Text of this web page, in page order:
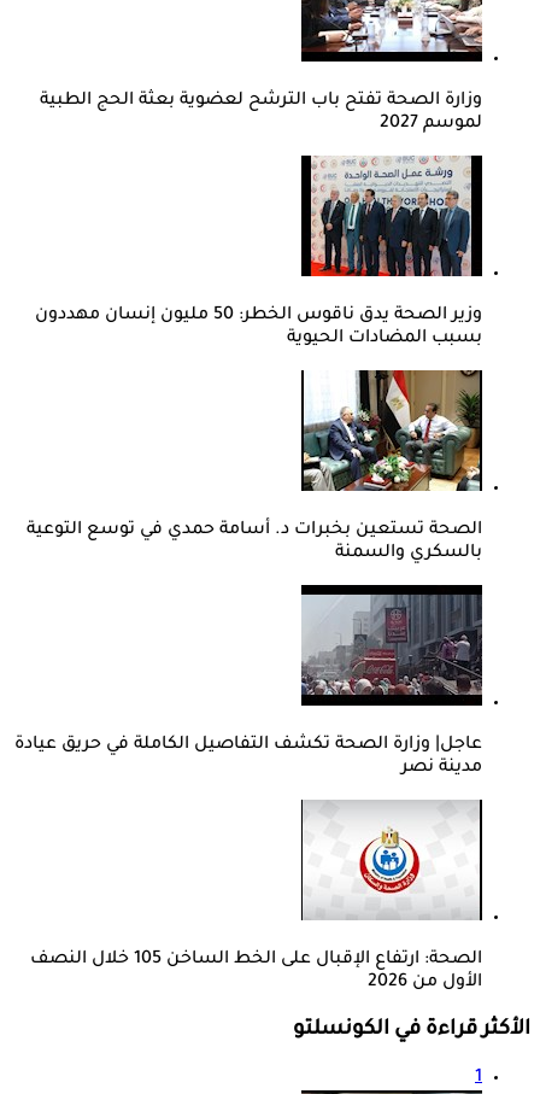
وزارة الصحة تفتح باب الترشح لعضوية بعثة الحج الطبية
لموسم 2027
وزير الصحة يدق ناقوس الخطر: 50 مليون إنسان مهددون
بسبب المضادات الحيوية
الصحة تستعين بخبرات د. أسامة حمدي في توسع التوعية
بالسكري والسمنة
عاجل| وزارة الصحة تكشف التفاصيل الكاملة في حريق عيادة
مدينة نصر
الصحة: ارتفاع الإقبال على الخط الساخن 105 خلال النصف
الأول من 2026
الأكثر قراءة في الكونسلتو
1